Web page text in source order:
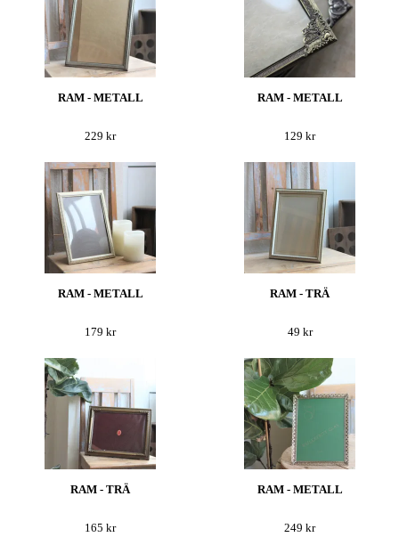
RAM - METALL
229 kr
RAM - METALL
129 kr
RAM - METALL
179 kr
RAM - TRÄ
49 kr
RAM - TRÄ
165 kr
RAM - METALL
249 kr